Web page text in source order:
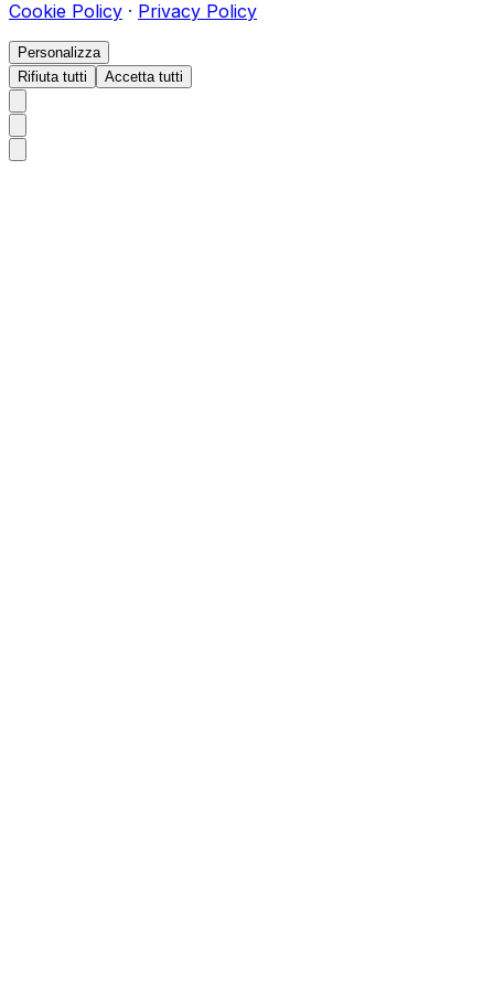
Cookie Policy · Privacy Policy
Personalizza
Rifiuta tutti
Accetta tutti